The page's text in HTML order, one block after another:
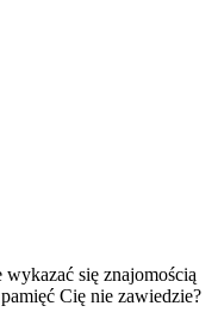
się znajomością
Cię nie zawiedzie?